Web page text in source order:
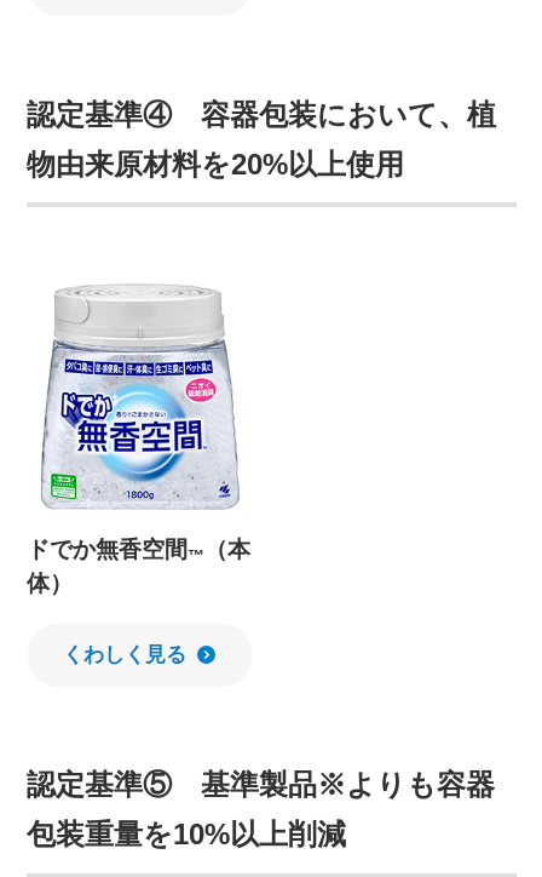
認定基準④ 容器包装において、植
物由来原材料を20%以上使用
ドでか無香空間™
（本
体）
くわしく見る
認定基準⑤ 基準製品※よりも容器
包装重量を10%以上削減